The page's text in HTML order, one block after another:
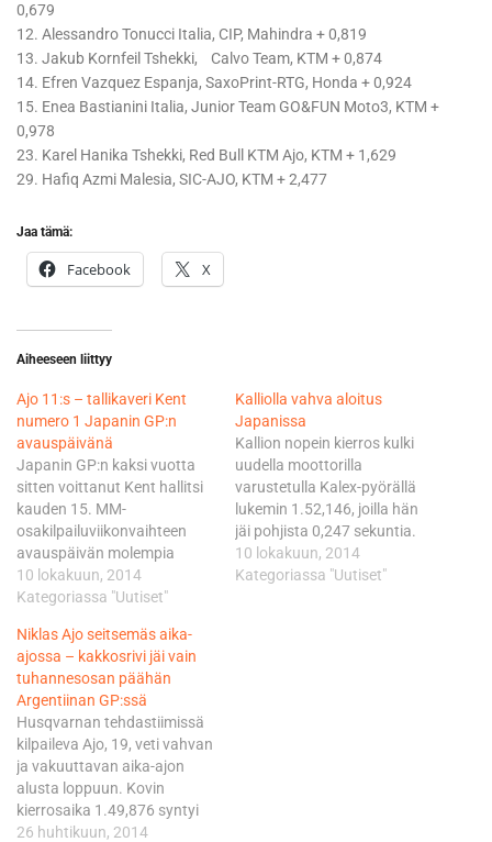
0,679
12. Alessandro Tonucci Italia, CIP, Mahindra + 0,819
13. Jakub Kornfeil Tshekki, Calvo Team, KTM + 0,874
14. Efren Vazquez Espanja, SaxoPrint-RTG, Honda + 0,924
15. Enea Bastianini Italia, Junior Team GO&FUN Moto3, KTM +
0,978
23. Karel Hanika Tshekki, Red Bull KTM Ajo, KTM + 1,629
29. Hafiq Azmi Malesia, SIC-AJO, KTM + 2,477
Jaa tämä:
Facebook X
Aiheeseen liittyy
Ajo 11:s – tallikaveri Kent
numero 1 Japanin GP:n
avauspäivänä
Japanin GP:n kaksi vuotta
sitten voittanut Kent hallitsi
kauden 15. MM-
osakilpailuviikonvaihteen
avauspäivän molempia
harjoitusjaksoja. Kent korjaili
nimissään ollutta aiempaa
sessiossa roimasti lukemiin
1.57,611. Iltapäivällä kulki
vieläkin lujempaa: 1.57,317.
Ajon vauhti oli sekin ihan
kelpo tasolla. Hän pysäytti
kellot jälkimmäisellä
harjoitusjaksolla lukemiin
1.57,984, joilla hän kohensi
aamusta 1,2 sekuntia.…
10 lokakuun, 2014
Kategoriassa "Uutiset"
Kalliolla vahva aloitus
Japanissa
Kallion nopein kierros kulki
uudella moottorilla
varustetulla Kalex-pyörällä
lukemin 1.52,146, joilla hän
jäi pohjista 0,247 sekuntia.
Kärkeen karauttivat
täsmälleen samalla ajalla
10 lokakuun, 2014
Kategoriassa "Uutiset"
Niklas Ajo seitsemäs aika-
ajossa – kakkosrivi jäi vain
tuhannesosan päähän
Argentiinan GP:ssä
Husqvarnan tehdastiimissä
kilpaileva Ajo, 19, veti vahvan
ja vakuuttavan aika-ajon
alusta loppuun. Kovin
kierrosaika 1.49,876 syntyi
toiseksi viimeisellä, eli 14
26 huhtikuun, 2014